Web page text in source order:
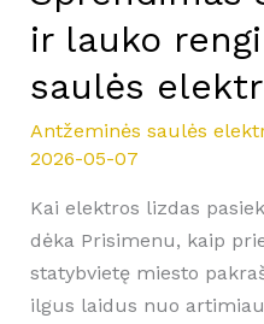
ir lauko
saulės
Antžeminės saulės
2026-05-07
Kai elektros lizdas
dėka Prisimenu, kaip
statybvietę miesto
ilgus laidus nuo